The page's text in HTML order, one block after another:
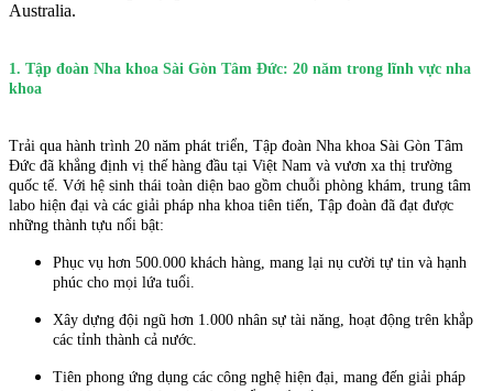
Australia.
1. Tập đoàn Nha khoa Sài Gòn Tâm Đức: 20 năm trong lĩnh vực nha
khoa
Trải qua hành trình 20 năm phát triển, Tập đoàn Nha khoa Sài Gòn Tâm
Đức đã khẳng định vị thế hàng đầu tại Việt Nam và vươn xa thị trường
quốc tế. Với hệ sinh thái toàn diện bao gồm chuỗi phòng khám, trung tâm
labo hiện đại và các giải pháp nha khoa tiên tiến, Tập đoàn đã đạt được
những thành tựu nổi bật:
Phục vụ hơn 500.000 khách hàng, mang lại nụ cười tự tin và hạnh
phúc cho mọi lứa tuổi.
Xây dựng đội ngũ hơn 1.000 nhân sự tài năng, hoạt động trên khắp
các tỉnh thành cả nước.
Tiên phong ứng dụng các công nghệ hiện đại, mang đến giải pháp